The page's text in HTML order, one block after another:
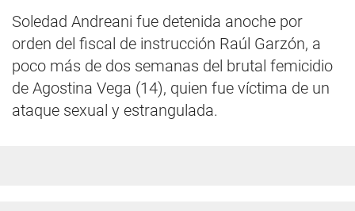
Soledad Andreani fue detenida anoche por
orden del fiscal de instrucción Raúl Garzón, a
poco más de dos semanas del brutal femicidio
de Agostina Vega (14), quien fue víctima de un
ataque sexual y estrangulada.